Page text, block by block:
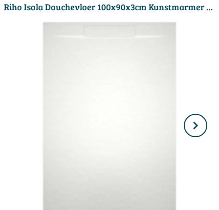
Riho Isola Douchevloer 100x90x3cm Kunstmarmer Leisteen structuur mat wit